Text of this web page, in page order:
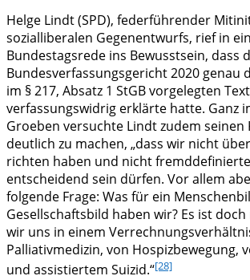
Helge Lindt (SPD), federführender
sozialliberalen Gegenentwurfs, rief in
Bundestagsrede ins Bewusstsein, dass
Bundesverfassungsgericht 2020 genau
im § 217, Absatz 1 StGB vorgelegten
verfassungswidrig erklärte hatte. Ganz
Groeben versuchte Lindt zudem seinen
deutlich zu machen, „dass wir nicht
richten haben und nicht
entscheidend sein dürfen. Vor allem
folgende Frage: Was für ein
Gesellschaftsbild haben wir? Es ist
wir uns in einem
Palliativmedizin, von Hospizbewegung,
und assistiertem Suizid.“[28]